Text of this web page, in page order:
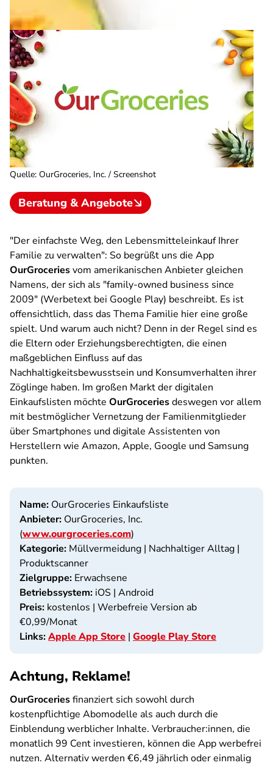
Quelle: OurGroceries, Inc. / Screenshot
Beratung & Angebote
"Der einfachste Weg, den Lebensmitteleinkauf Ihrer
Familie zu verwalten": So begrüßt uns die App
OurGroceriesvom amerikanischen Anbieter gleichen
Namens, der sich als "family-owned business since
2009" (Werbetext bei Google Play) beschreibt. Es ist
offensichtlich, dass das Thema Familie hier eine große
spielt. Und warum auch nicht? Denn in der Regel sind es
die Eltern oder Erziehungsberechtigten, die einen
maßgeblichen Einfluss auf das
Nachhaltigkeitsbewusstsein und Konsumverhalten ihrer
Zöglinge haben. Im großen Markt der digitalen
Einkaufslisten möchte OurGroceriesdeswegen vor allem
mit bestmöglicher Vernetzung der Familienmitglieder
über Smartphones und digitale Assistenten von
Herstellern wie Amazon, Apple, Google und Samsung
punkten.
Name: OurGroceries Einkaufsliste
Anbieter: OurGroceries, Inc.
(www.ourgroceries.com)
Kategorie: Müllvermeidung | Nachhaltiger Alltag |
Produktscanner
Zielgruppe: Erwachsene
Betriebssystem: iOS | Android
Preis: kostenlos | Werbefreie Version ab
€0,99/Monat
Links:Apple App Store | Google Play Store
Achtung, Reklame!
OurGroceriesfinanziert sich sowohl durch
kostenpflichtige Abomodelle als auch durch die
Einblendung werblicher Inhalte. Verbraucher:innen, die
monatlich 99 Cent investieren, können die App werbefrei
nutzen. Alternativ werden €6,49 jährlich oder einmalig